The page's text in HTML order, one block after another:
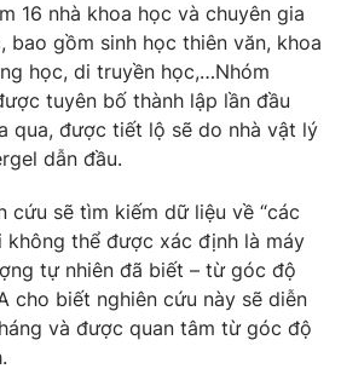
lai
16 nhà khoa học và chuyên gia
bao gồm sinh học thiên văn, khoa
học, di truyền học,…Nhóm
tuyên bố thành lập lần đầu
qua, được tiết lộ sẽ do nhà vật lý
dẫn đầu.
cứu sẽ tìm kiếm dữ liệu về “các
thể được xác định là máy
tự nhiên đã biết – từ góc độ
cho biết nghiên cứu này sẽ diễn
và được quan tâm từ góc độ